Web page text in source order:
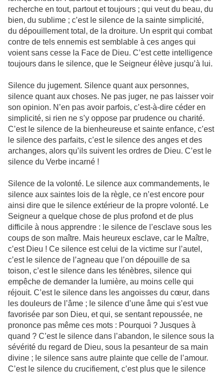
recherche en tout, partout et toujours ; qui veut du beau, du
bien, du sublime ; c’est le silence de la sainte simplicité,
du dépouillement total, de la droiture. Un esprit qui combat
contre de tels ennemis est semblable à ces anges qui
voient sans cesse la Face de Dieu. C’est cette intelligence
toujours dans le silence, que le Seigneur élève jusqu’à lui.
Silence du jugement. Silence quant aux personnes,
silence quant aux choses. Ne pas juger, ne pas laisser voir
son opinion. N’en pas avoir parfois, c’est-à-dire céder en
simplicité, si rien ne s’y oppose par prudence ou charité.
C’est le silence de la bienheureuse et sainte enfance, c’est
le silence des parfaits, c’est le silence des anges et des
archanges, alors qu’ils suivent les ordres de Dieu. C’est le
silence du Verbe incarné !
Silence de la volonté. Le silence aux commandements, le
silence aux saintes lois de la règle, ce n’est encore pour
ainsi dire que le silence extérieur de la propre volonté. Le
Seigneur a quelque chose de plus profond et de plus
difficile à nous apprendre : le silence de l’esclave sous les
coups de son maître. Mais heureux esclave, car le Maître,
c’est Dieu ! Ce silence est celui de la victime sur l’autel,
c’est le silence de l’agneau que l’on dépouille de sa
toison, c’est le silence dans les ténèbres, silence qui
empêche de demander la lumière, au moins celle qui
réjouit. C’est le silence dans les angoisses du cœur, dans
les douleurs de l’âme ; le silence d’une âme qui s’est vue
favorisée par son Dieu, et qui, se sentant repoussée, ne
prononce pas même ces mots : Pourquoi ? Jusques à
quand ? C’est le silence dans l’abandon, le silence sous la
sévérité du regard de Dieu, sous la pesanteur de sa main
divine ; le silence sans autre plainte que celle de l’amour.
C’est le silence du crucifiement, c’est plus que le silence